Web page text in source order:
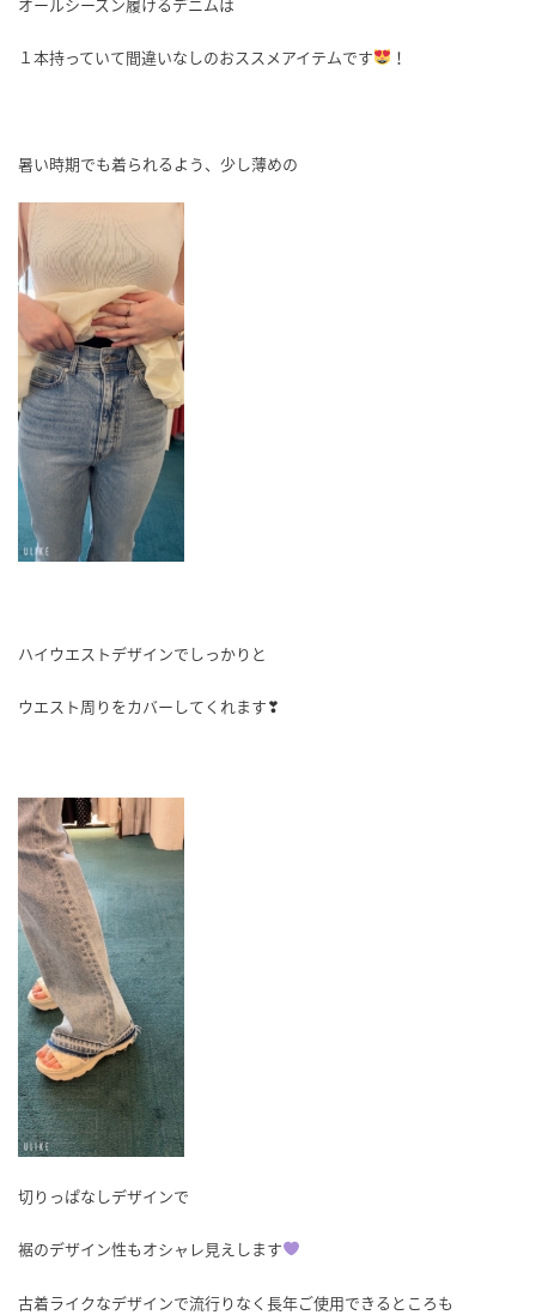
１本持っていて間違いなしのおススメアイテムです ！
暑い時期でも着られるよう、少し薄めの
ハイウエストデザインでしっかりと
ウエスト周りをカバーしてくれます❣
切りっぱなしデザインで
裾のデザイン性もオシャレ見えします
古着ライクなデザインで流行りなく長年ご使用できるところも